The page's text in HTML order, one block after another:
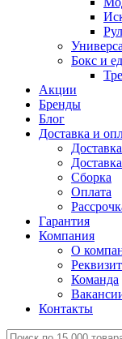
Бокс и
Акции
Бренды
Блог
Доставка и
Сборка
Оплата
Гарантия
Компания
О
Команда
Контакты